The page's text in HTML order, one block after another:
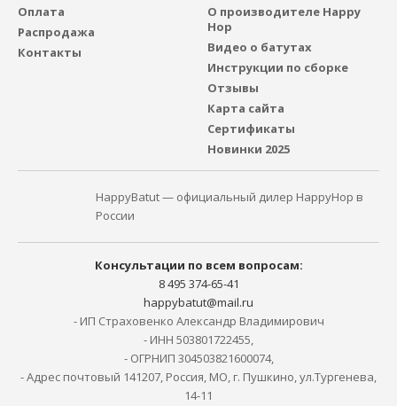
Оплата
Распродажа
Контакты
О производителе Happy
Hop
Видео о батутах
Инструкции по сборке
Отзывы
Карта сайта
Сертификаты
Новинки 2025
HappyBatut — официальный дилер HappyHop в
России
Консультации по всем вопросам:
8 495 374-65-41
happybatut@mail.ru
- ИП Страховенко Александр Владимирович
- ИНН 503801722455,
- ОГРНИП 304503821600074,
- Адрес почтовый 141207, Россия, МО, г. Пушкино, ул.Тургенева,
14-11